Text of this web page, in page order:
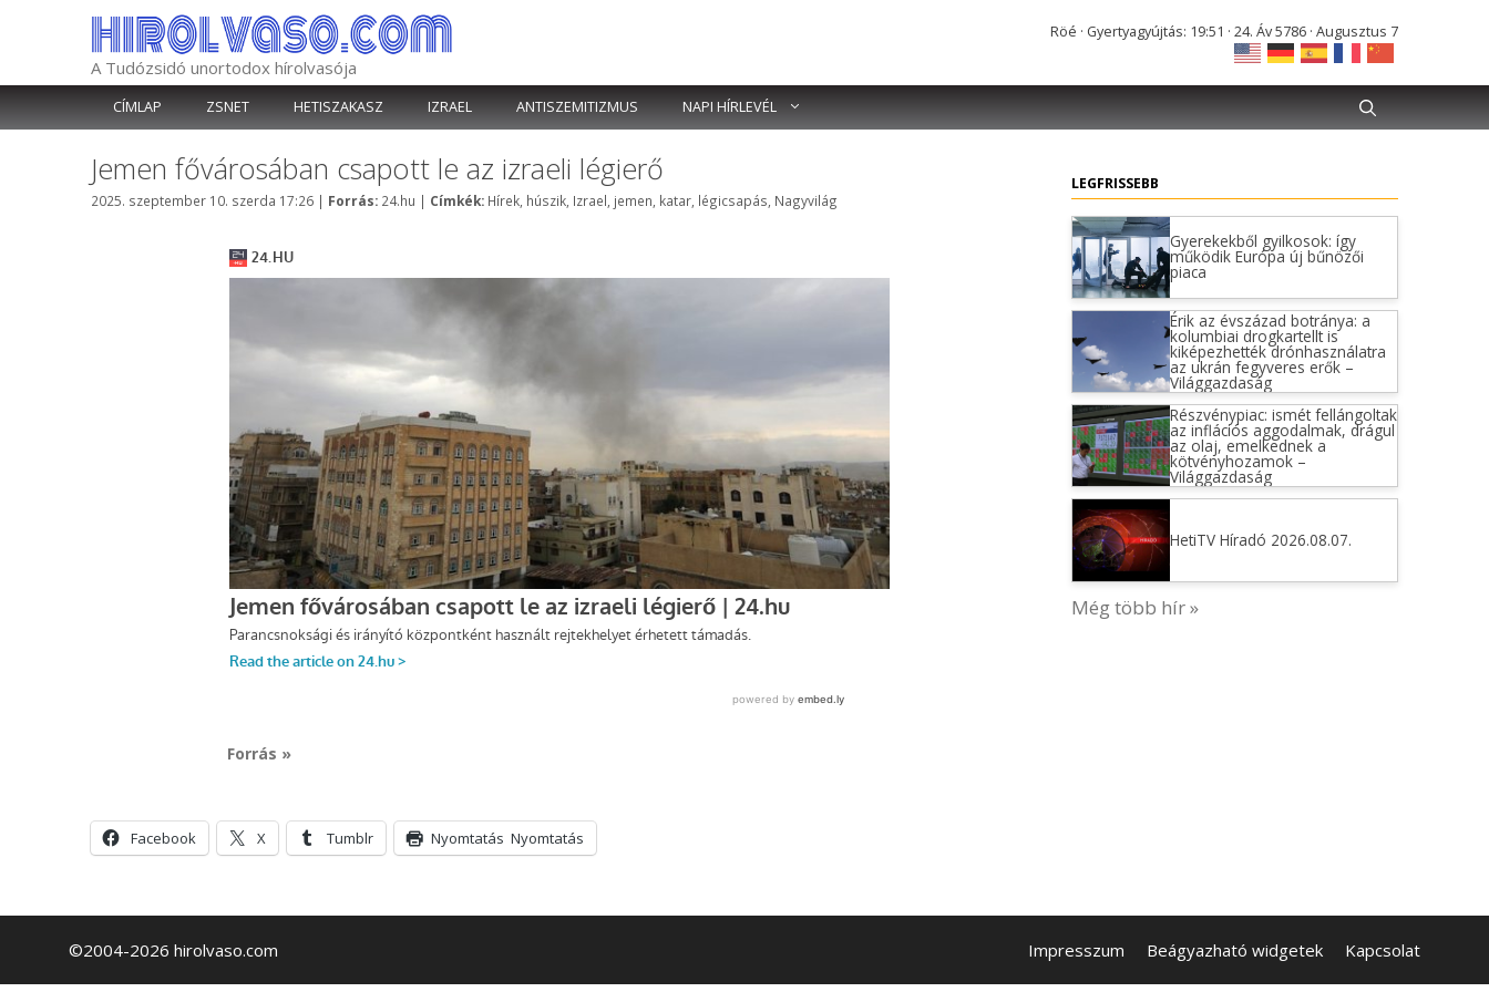
A Tudózsidó unortodox hírolvasója
Röé · Gyertyagyújtás: 19:51 · 24. Áv 5786 · Augusztus 7
CÍMLAP ZSNET HETISZAKASZ IZRAEL ANTISZEMITIZMUS NAPI HÍRLEVÉL
Jemen fővárosában csapott le az izraeli légierő
2025. szeptember 10. szerda 17:26 | Forrás: Kategória
24.hu | Címkék: Címkék
Hírek húszik Izrael jemen katar légicsapás Nagyvilág
Forrás »
Facebook X Tumblr Nyomtatás Nyomtatás
LEGFRISSEBB
Gyerekekből gyilkosok: így
működik Európa új bűnözői
piaca
Érik az évszázad botránya: a
kolumbiai drogkartellt is
kiképezhették drónhasználatra
az ukrán fegyveres erők –
Világgazdaság
Részvénypiac: ismét fellángoltak
az inflációs aggodalmak, drágul
az olaj, emelkednek a
kötvényhozamok –
Világgazdaság
HetiTV Híradó 2026.08.07.
Még több hír »
Impresszum Beágyazható widgetek Kapcsolat
©2004-2026 hirolvaso.com